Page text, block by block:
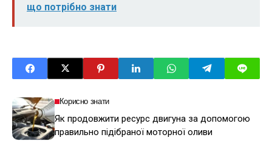
що потрібно знати
Корисно знати
Як продовжити ресурс двигуна за допомогою
правильно підібраної моторної оливи